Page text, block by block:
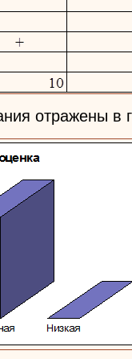
отражены в